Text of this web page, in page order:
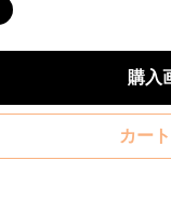
購入
カー